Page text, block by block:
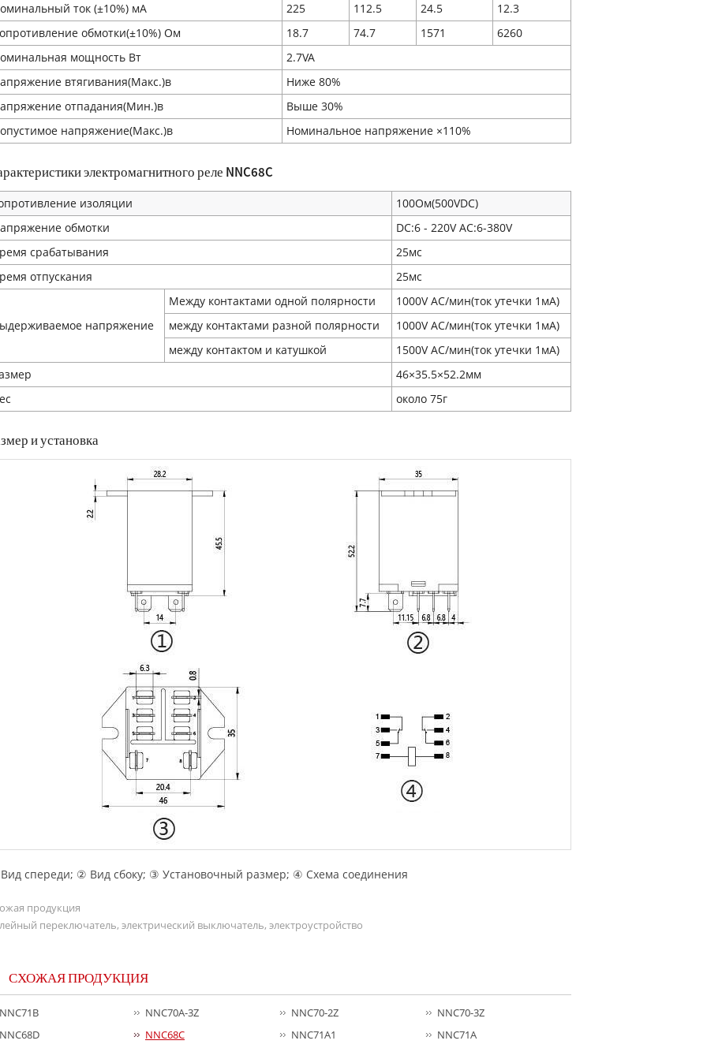
ток (±10%) мA
225 112.5 24.5
12.3
обмотки(±10%) Ом
18.7 74.7 1571
6260
мощность Вт
2.7VA
втягивания(Макс.)в
Ниже 80%
отпадания(Мин.)в
Выше 30%
напряжение(Макс.)в
Номинальное напряжение ×110%
электромагнитного реле NNC68C
изоляции
100Ом(500VDC)
обмотки
DC:6 - 220V AC:6-380V
срабатывания
25мс
отпускания
25мс
напряжение
Между контактами одной полярности
1000V AC/мин(ток утечки 1мA)
между контактами разной полярности
1000V AC/мин(ток утечки 1мA)
между контактом и катушкой
1500V AC/мин(ток утечки 1мA)
46×35.5×52.2мм
около 75г
и установка
спереди; ② Вид сбоку; ③ Установочный размер; ④ Схема соединения
продукция
переключатель, электрический выключатель, электроустройство
СХОЖАЯ ПРОДУКЦИЯ
NNC71B NNC70A-3Z NNC70-2Z
NNC70-3Z
NNC68D
NNC68C NNC71A1
NNC71A